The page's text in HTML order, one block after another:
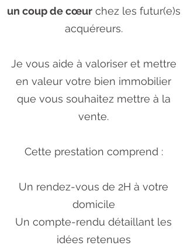
un coup de cœurchez les futur(e)s
acquéreurs.
Je vous aide à valoriser et mettre
en valeur votre bien immobilier
que vous souhaitez mettre à la
vente.
Cette prestation comprend :
Un rendez-vous de 2H à votre
domicile
Un compte-rendu détaillant les
idées retenues